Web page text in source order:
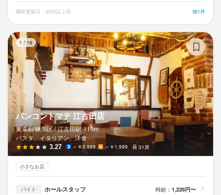
最終更新日：30日以上前 他1件
1 / 16
パンコントマテ 江古田店
東京都 練馬区 / 江古田駅 119m
パスタ、イタリアン、洋食
3.27 ～￥3,999 ～￥1,999 31席
小さなお店
バイト ホールスタッフ 時給： 1,226円〜